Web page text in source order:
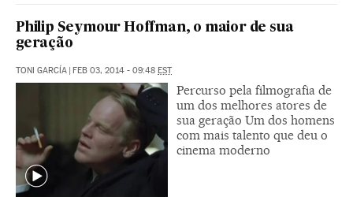
Philip Seymour Hoffman, o maior de sua
geração
TONI GARCÍA | FEB 03, 2014 - 09:48 EST
Percurso pela filmografia de
um dos melhores atores de
sua geração Um dos homens
com mais talento que deu o
cinema moderno